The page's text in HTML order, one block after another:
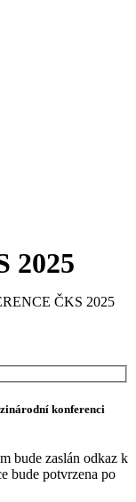
2025
ČKS 2025
konferenci
bude zaslán odkaz k
bude potvrzena po